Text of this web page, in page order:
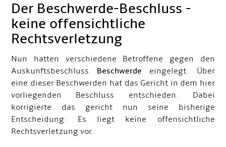
Der Beschwerde-Beschluss -
keine offensichtliche
Rechtsverletzung
Nun hatten verschiedene Betroffene gegen den
Auskunftsbeschluss Beschwerde eingelegt. Über
eine dieser Beschwerden hat das Gericht in dem hier
vorliegenden Beschluss entschieden. Dabei
korrigierte das gericht nun seine bisherige
Entscheidung: Es liegt keine offensichtliche
Rechtsverletzung vor.